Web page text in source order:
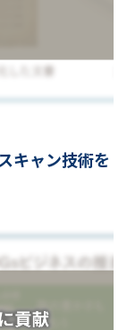
キャン技術を